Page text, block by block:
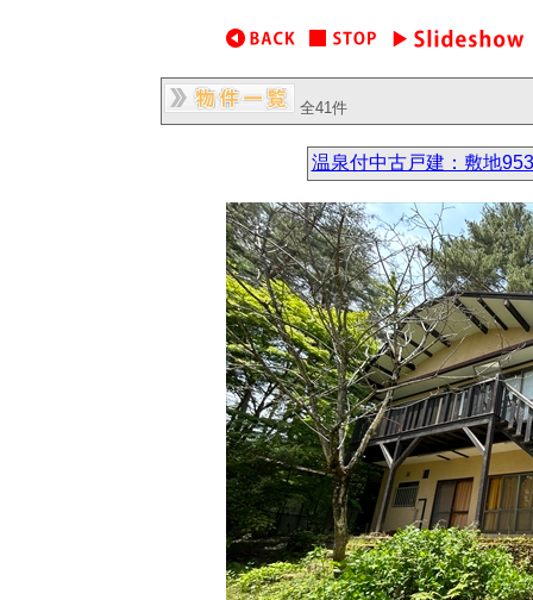
全41件
温泉付中古戸建：敷地